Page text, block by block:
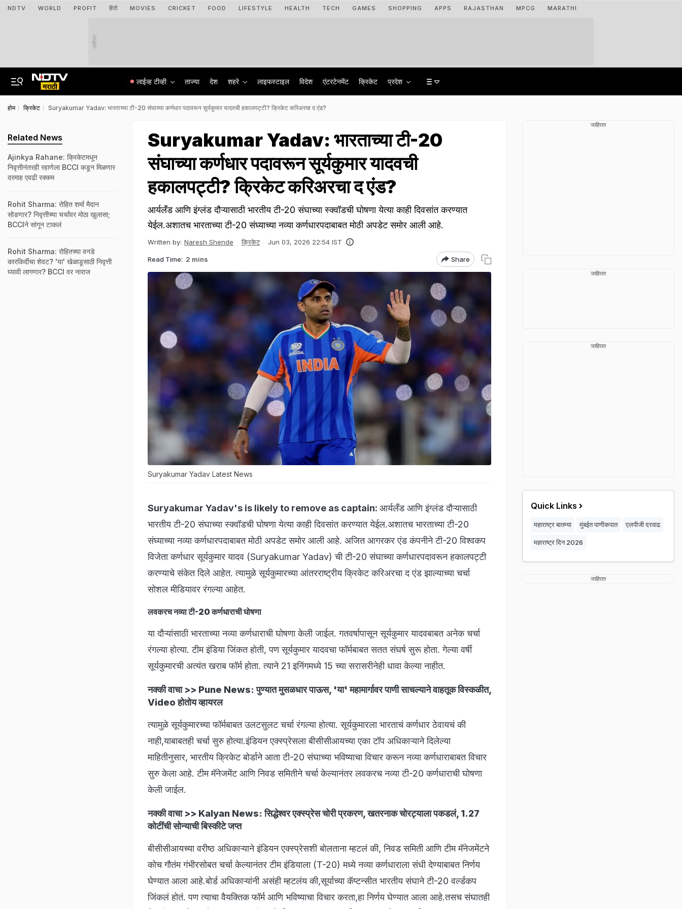
NDTV WORLD PROFIT हिंदी MOVIES CRICKET FOOD LIFESTYLE HEALTH TECH GAMES SHOPPING APPS RAJASTHAN MPCG MARATHI
जाहिरात
लाईव्ह टीव्ही ताज्या देश शहरे लाइफस्टाइल विदेश एंटरटेनमेंट क्रिकेट प्रदेश
होम क्रिकेट Suryakumar Yadav: भारताच्या टी-20 संघाच्या कर्णधार पदावरून सूर्यकुमार यादवची हकालपट्टी? क्रिकेट करिअरचा द एंड?
Suryakumar Yadav: भारताच्या टी-20
संघाच्या कर्णधार पदावरून सूर्यकुमार यादवची
हकालपट्टी? क्रिकेट करिअरचा द एंड?
आर्यलँड आणि इंग्लंड दौऱ्यासाठी भारतीय टी-20 संघाच्या स्क्वॉडची घोषणा येत्या काही दिवसांत करण्यात
येईल.अशातच भारताच्या टी-20 संघ्याच्या नव्या कर्णधारपदाबाबत मोठी अपडेट समोर आली आहे.
Written by: Naresh Shende क्रिकेट Jun 03, 2026 22:54 IST
Read Time: 2 mins Share
Suryakumar Yadav Latest News
Suryakumar Yadav's is likely to remove as captain: आर्यलँड आणि इंग्लंड दौऱ्यासाठी
भारतीय टी-20 संघाच्या स्क्वॉडची घोषणा येत्या काही दिवसांत करण्यात येईल.अशातच भारताच्या टी-20
संघ्याच्या नव्या कर्णधारपदाबाबत मोठी अपडेट समोर आली आहे. अजित आगरकर एंड कंपनीने टी-20 विश्वकप
विजेता कर्णधार सूर्यकुमार यादव (Suryakumar Yadav) ची टी-20 संघाच्या कर्णधारपदावरून हकालपट्टी
करण्याचे संकेत दिले आहेत. त्यामुळे सूर्यकुमारच्या आंतरराष्ट्रीय क्रिकेट करिअरचा द एंड झाल्याच्या चर्चा
सोशल मीडियावर रंगल्या आहेत.
लवकरच नव्या टी-20 कर्णधाराची घोषणा
या दौऱ्यांसाठी भारताच्या नव्या कर्णधाराची घोषणा केली जाईल. गतवर्षापासून सूर्यकुमार यादवबाबत अनेक चर्चा
रंगल्या होत्या. टीम इंडिया जिंकत होती, पण सूर्यकुमार यादवचा फॉर्मबाबत सतत संघर्ष सुरू होता. गेल्या वर्षी
सूर्यकुमारची अत्यंत खराब फॉर्म होता. त्याने 21 इनिंगमध्ये 15 च्या सरासरीनेही धावा केल्या नाहीत.
नक्की वाचा >> Pune News: पुण्यात मुसळधार पाऊस, 'या' महामार्गावर पाणी साचल्याने वाहतूक विस्कळीत,
Video होतोय व्हायरल
त्यामुळे सूर्यकुमारच्या फॉर्मबाबत उलटसुलट चर्चा रंगल्या होत्या. सूर्यकुमारला भारताचं कर्णधार ठेवायचं की
नाही,याबाबतही चर्चा सुरु होत्या.इंडियन एक्स्प्रेसला बीसीसीआयच्या एका टॉप अधिकाऱ्याने दिलेल्या
माहितीनुसार, भारतीय क्रिकेट बोर्डाने आता टी-20 संघाच्या भविष्याचा विचार करून नव्या कर्णधाराबाबत विचार
सुरु केला आहे. टीम मॅनेजमेंट आणि निवड समितीने चर्चा केल्यानंतर लवकरच नव्या टी-20 कर्णधाराची घोषणा
केली जाईल.
नक्की वाचा >> Kalyan News: सिद्धेश्वर एक्स्प्रेस चोरी प्रकरण, खतरनाक चोरट्याला पकडलं, 1.27
कोटींची सोन्याची बिस्कीटे जप्त
बीसीसीआयच्या वरीष्ठ अधिकाऱ्याने इंडियन एक्स्प्रेसशी बोलताना म्हटलं की, निवड समिती आणि टीम मॅनेजमेंटने
कोच गौतंम गंभीरसोबत चर्चा केल्यानंतर टीम इंडियाला (T-20) मध्ये नव्या कर्णधाराला संधी देण्याबाबत निर्णय
घेण्यात आला आहे.बोर्ड अधिकाऱ्यांनी असंही म्हटलंय की,सूर्याच्या कॅप्टन्सीत भारतीय संघाने टी-20 वर्ल्डकप
जिंकलं होतं. पण त्याचा वैयक्तिक फॉर्म आणि भविष्याचा विचार करता,हा निर्णय घेण्यात आला आहे.तसच संघातही
Related News
Ajinkya Rahane: क्रिकेटमधून
निवृत्तीनंतरही रहाणेला BCCI कडून मिळणार
दरमाह एवढी रक्कम
Rohit Sharma: रोहित शर्मा मैदान
सोडणार? निवृत्तीच्या चर्चांवर मोठा खुलासा;
BCCIने सांगून टाकलं
Rohit Sharma: रोहितच्या वनडे
कारकिर्दीचा शेवट? 'या' खेळाडूसाठी निवृत्ती
घ्यावी लागणार? BCCI वर नाराज
जाहिरात
जाहिरात
जाहिरात
Quick Links
महाराष्ट्र बातम्या मुंबईत पाणीकपात एलपीजी दरवाढ
महाराष्ट्र दिन 2026
जाहिरात